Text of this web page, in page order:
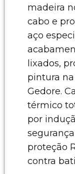
madeira
cabo e
aço
lixados,
pintura
Gedore.
térmico
por
proteção
contra